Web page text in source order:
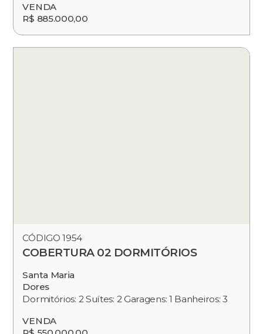
VENDA
R$ 885.000,00
CÓDIGO 1954
COBERTURA 02 DORMITÓRIOS
Santa Maria
Dores
Dormitórios: 2 Suítes: 2 Garagens: 1 Banheiros: 3
VENDA